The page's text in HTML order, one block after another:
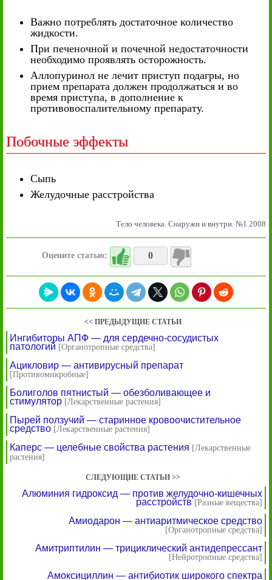
Важно потреблять достаточное количество
жидкости.
При печеночной и почечной недостаточности
необходимо проявлять осторожность.
Аллопуринол не лечит приступ подагры, но
прием препарата должен продолжаться и во
время приступа, в дополнение к
противовоспалительному препарату.
Побочные эффекты
Сыпь
Желудочные расстройства
Тело человека. Снаружи и внутри. №1 2008
Оцените статью: 0
<< ПРЕДЫДУЩИЕ СТАТЬИ
Ингибиторы АПФ — для сердечно-сосудистых
патологий [Органотропные средства]
Ацикловир — антивирусный препарат
[Противомикробные]
Болиголов пятнистый — обезболивающее и
стимулятор [Лекарственные растения]
Пырей ползучий — старинное кровоочистительное
средство [Лекарственные растения]
Каперс — целебные свойства растения [Лекарственные
растения]
СЛЕДУЮЩИЕ СТАТЬИ >>
Алюминия гидроксид — против желудочно-кишечных
расстройств [Разные вещества]
Амиодарон — антиаритмическое средство
[Органотропные средства]
Амитриптилин — трициклический антидепрессант
[Нейротропные средства]
Амоксициллин — антибиотик широкого спектра